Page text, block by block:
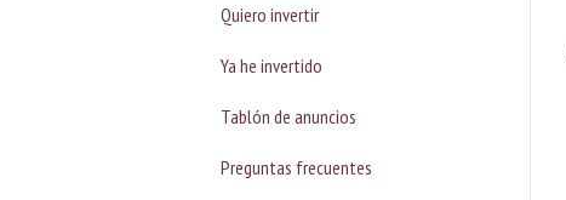
Quiero invertir
Ya he invertido
Tablón de anuncios
Preguntas frecuentes